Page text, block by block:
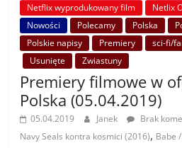
Netflix wyprodukowany film
Netlix
Nowości
Polecamy Polska
Polskie napisy
Premiery sci-fi/
Usunięte
Zwiastuny
Premiery filmowe w
Polska (05.04.2019)
05.04.2019 Janek Brak
Navy Seals kontra kosmici (2016), Babe